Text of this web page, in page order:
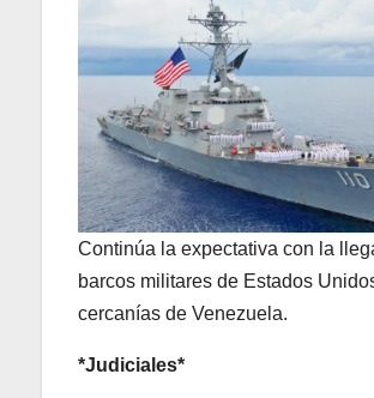
Continúa la expectativa con la
barcos militares de Estados
cercanías de Venezuela.
*Judiciales*